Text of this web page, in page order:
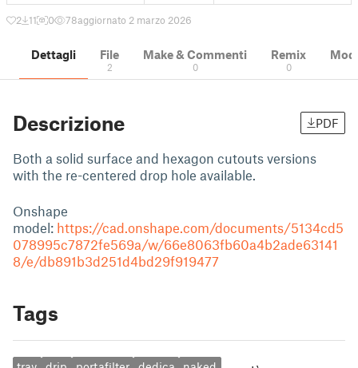
2 11 0 78aggiornato 2 marzo 2026
Dettagli File
2
Make & Commenti
0
Remix
0
Descrizione PDF
Both a solid surface and hexagon cutouts versions
with the re-centered drop hole available.
Onshape
model: https://cad.onshape.com/documents/5134cd5
078995c7872fe569a/w/66e8063fb60a4b2ade63141
8/e/db891b3d251d4bd29f919477
Tags